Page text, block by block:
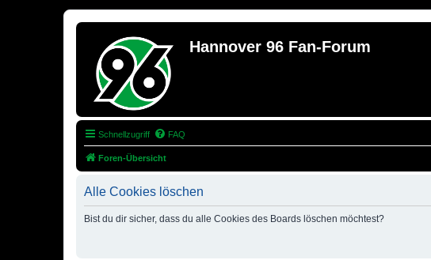
Hannover 96 Fan-Forum
Schnellzugriff FAQ
Foren-Übersicht
Alle Cookies löschen
Bist du dir sicher, dass du alle Cookies des Boards löschen möchtest?